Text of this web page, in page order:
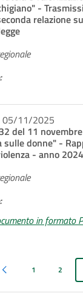
-
relazione
05/11/2025
del 11
sulle donne" -
- anno 2024
in formato
Pagina precedente
1 2